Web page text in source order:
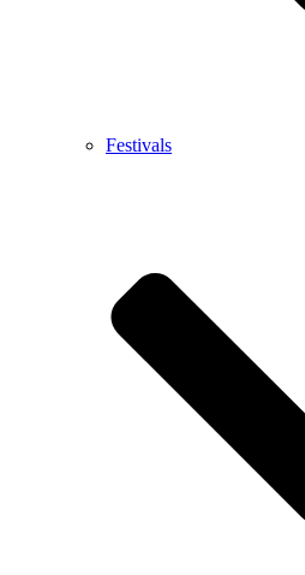
Festivals